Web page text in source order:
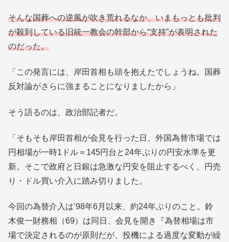
そんな国葬への逆風が吹き荒れるなか、いまもっとも批判
が殺到している旧統一教会の幹部から“支持”が表明された
のだった。
「この発言には、岸田首相も頭を抱えたでしょうね。国葬
反対論がさらに強まることになりましたから」
そう語るのは、政治部記者だ。
「そもそも岸田首相が会見を行った日、外国為替市場では
円相場が一時1ドル＝145円台と24年ぶりの円安水準を更
新。そこで政府と日銀は急激な円安を阻止するべく、円売
り・ドル買い介入に踏み切りました。
今回の為替介入は’98年6月以来、約24年ぶりのこと。鈴
木俊一財務相（69）は同日、会見を開き『為替相場は市
場で決定されるのが原則だが、投機による過度な変動が繰